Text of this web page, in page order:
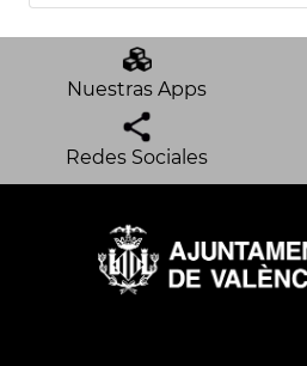
Nuestras Apps
Redes Sociales